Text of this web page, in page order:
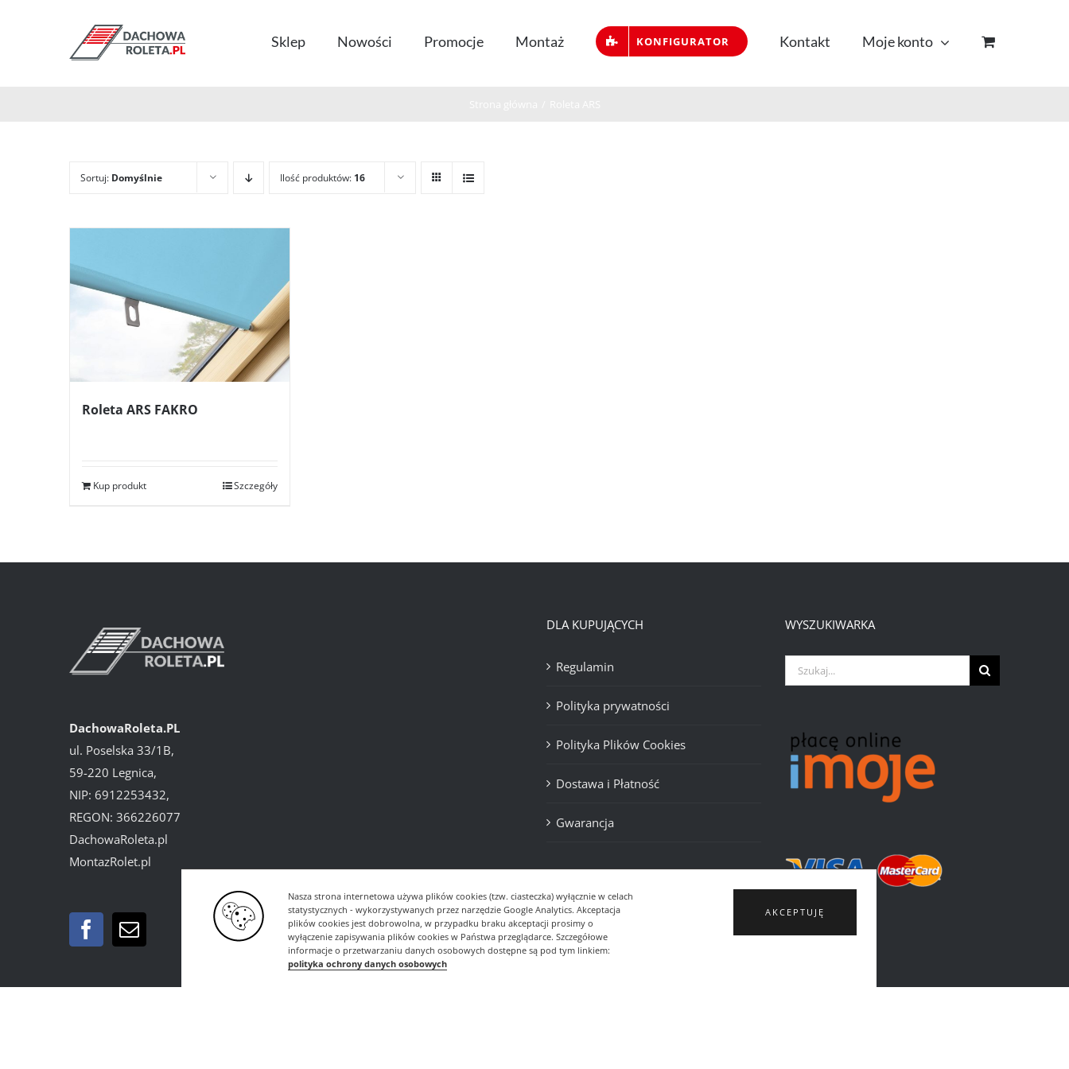
Nasza strona internetowa używa plików cookies (tzw. ciasteczka) wyłącznie w celach
statystycznych - wykorzystywanych przez narzędzie Google Analytics. Akceptacja
plików cookies jest dobrowolna, w przypadku braku akceptacji prosimy o
wyłączenie zapisywania plików cookies w Państwa przeglądarce. Szczegółowe
informacje o przetwarzaniu danych osobowych dostępne są pod tym linkiem:
polityka ochrony danych osobowych
AKCEPTUJĘ
Sklep Nowości Promocje Montaż KONFIGURATOR Kontakt Moje konto
Sortuj: Domyślnie Ilość produktów: 16
Roleta ARS FAKRO
Kup produkt Szczegóły
DachowaRoleta.PL
ul. Poselska 33/1B,
59-220 Legnica,
NIP: 6912253432,
REGON: 366226077
DachowaRoleta.pl
MontazRolet.pl
DLA KUPUJĄCYCH
Regulamin
Polityka prywatności
Polityka Plików Cookies
Dostawa i Płatność
Gwarancja
WYSZUKIWARKA
Szukaj